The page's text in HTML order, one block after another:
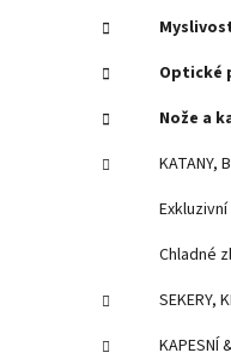
n
í
p
a
n
e
Optické
Nože a
KATANY,
Chladné
SEKERY,
KAPESNÍ